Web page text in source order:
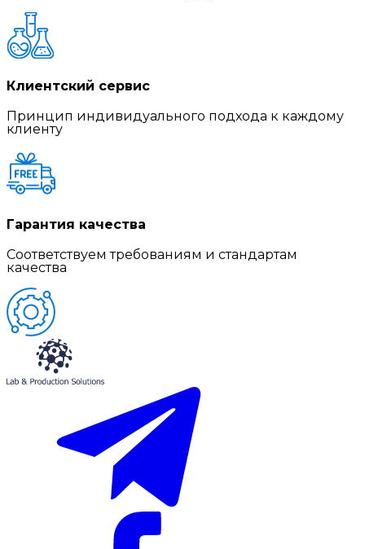
Клиентский сервис
Принцип индивидуального подхода к каждому
клиенту
Гарантия качества
Соответствуем требованиям и стандартам
качества